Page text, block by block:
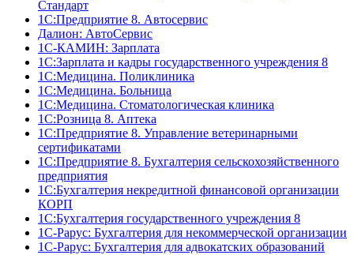
Стандарт
1C:Предприятие 8. Автосервис
Далион: АвтоСервис
1С-КАМИН: Зарплата
1С:Зарплата и кадры государственного учреждения 8
1С:Медицина. Поликлиника
1С:Медицина. Больница
1С:Медицина. Стоматологическая клиника
1С:Розница 8. Аптека
1C:Предприятие 8. Управление ветеринарными
сертификатами
1С:Предприятие 8. Бухгалтерия сельскохозяйственного
предприятия
1C:Бухгалтерия некредитной финансовой организации
КОРП
1С:Бухгалтерия государственного учреждения 8
1С-Рарус: Бухгалтерия для некоммерческой организации
1С-Рарус: Бухгалтерия для адвокатских образований